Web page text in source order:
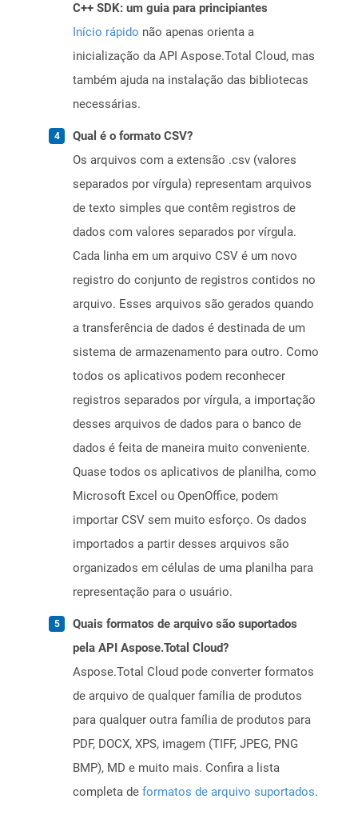
C++ SDK: um guia para principiantes
Início rápido não apenas orienta a
inicialização da API Aspose.Total Cloud, mas
também ajuda na instalação das bibliotecas
necessárias.
Qual é o formato CSV?
Os arquivos com a extensão .csv (valores
separados por vírgula) representam arquivos
de texto simples que contêm registros de
dados com valores separados por vírgula.
Cada linha em um arquivo CSV é um novo
registro do conjunto de registros contidos no
arquivo. Esses arquivos são gerados quando
a transferência de dados é destinada de um
sistema de armazenamento para outro. Como
todos os aplicativos podem reconhecer
registros separados por vírgula, a importação
desses arquivos de dados para o banco de
dados é feita de maneira muito conveniente.
Quase todos os aplicativos de planilha, como
Microsoft Excel ou OpenOffice, podem
importar CSV sem muito esforço. Os dados
importados a partir desses arquivos são
organizados em células de uma planilha para
representação para o usuário.
Quais formatos de arquivo são suportados
pela API Aspose.Total Cloud?
Aspose.Total Cloud pode converter formatos
de arquivo de qualquer família de produtos
para qualquer outra família de produtos para
PDF, DOCX, XPS, imagem (TIFF, JPEG, PNG
BMP), MD e muito mais. Confira a lista
completa de formatos de arquivo suportados.